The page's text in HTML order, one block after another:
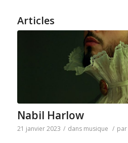
Articles
Nabil Harlow
21 janvier 2023 / dans musique / par